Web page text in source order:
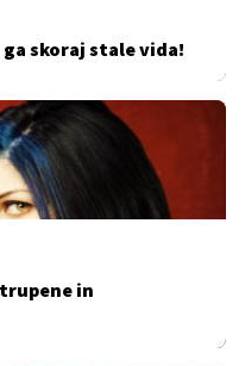
skoraj stale vida!
in